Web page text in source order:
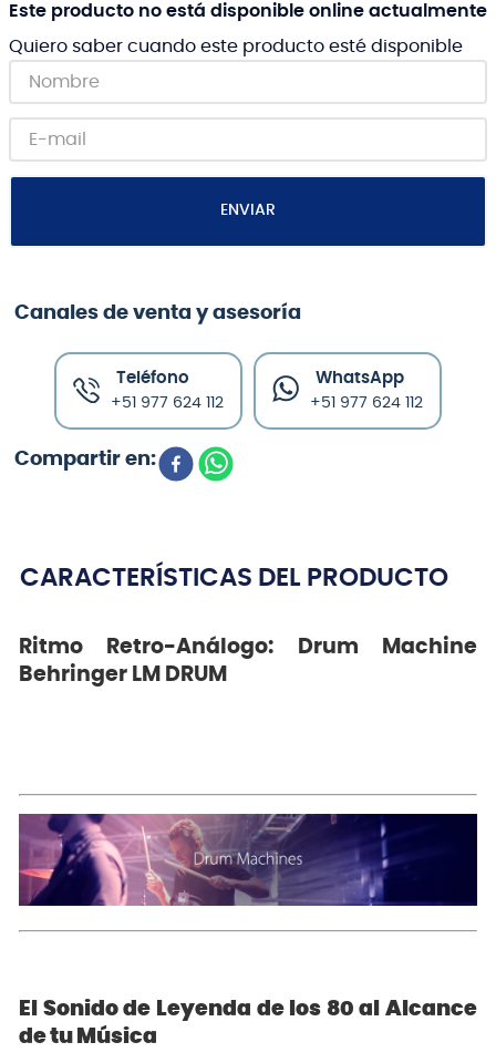
Este producto no está disponible online actualmente
Quiero saber cuando este producto esté disponible
ENVIAR
Canales de venta y asesoría
Teléfono
+51 977 624 112
WhatsApp
+51 977 624 112
CARACTERÍSTICAS DEL PRODUCTO
Ritmo Retro-Análogo: Drum Machine
Behringer LM DRUM
El Sonido de Leyenda de los 80 al Alcance
de tu Música